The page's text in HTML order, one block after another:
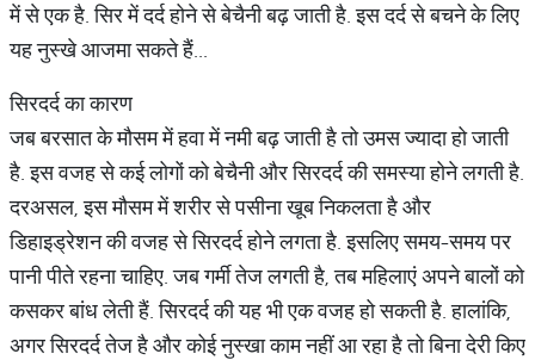
में से एक है. सिर में दर्द होने से बेचैनी बढ़ जाती है. इस दर्द से बचने के लिए
यह नुस्खे आजमा सकते हैं...
सिरदर्द का कारण
जब बरसात के मौसम में हवा में नमी बढ़ जाती है तो उमस ज्यादा हो जाती
है. इस वजह से कई लोगों को बेचैनी और सिरदर्द की समस्या होने लगती है.
दरअसल, इस मौसम में शरीर से पसीना खूब निकलता है और
डिहाइड्रेशन की वजह से सिरदर्द होने लगता है. इसलिए समय-समय पर
पानी पीते रहना चाहिए. जब गर्मी तेज लगती है, तब महिलाएं अपने बालों को
कसकर बांध लेती हैं. सिरदर्द की यह भी एक वजह हो सकती है. हालांकि,
अगर सिरदर्द तेज है और कोई नुस्खा काम नहीं आ रहा है तो बिना देरी किए